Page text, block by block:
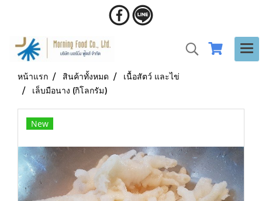
หน้าแรก สินค้าทั้งหมด
เนื้อสัตว์ และไข่
เล็บมือนาง (กิโลกรัม)
New